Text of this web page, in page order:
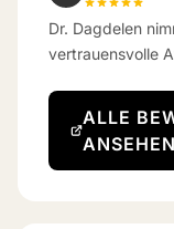
Dr. Dagdelen
vertrauensvolle
bekomme ich
ALLE
ANSEHEN